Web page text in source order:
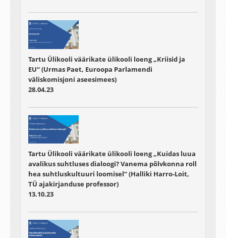
Tartu Ülikooli väärikate ülikooli loeng „Kriisid ja
EU“ (Urmas Paet, Euroopa Parlamendi
väliskomisjoni aseesimees)
28.04.23
Tartu Ülikooli väärikate ülikooli loeng „Kuidas luua
avalikus suhtluses dialoogi? Vanema põlvkonna roll
hea suhtluskultuuri loomisel“ (Halliki Harro-Loit,
TÜ ajakirjanduse professor)
13.10.23